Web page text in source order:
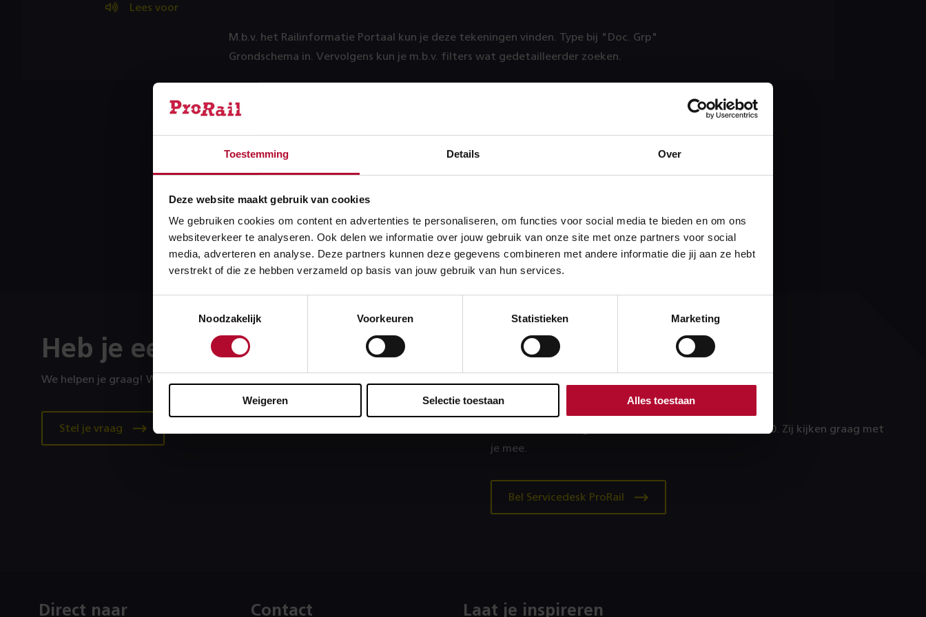
Toestemming Details Over
Deze website maakt gebruik van cookies
We gebruiken cookies om content en advertenties te personaliseren, om functies voor social media te bieden en om ons
websiteverkeer te analyseren. Ook delen we informatie over jouw gebruik van onze site met onze partners voor social
media, adverteren en analyse. Deze partners kunnen deze gegevens combineren met andere informatie die jij aan ze hebt
verstrekt of die ze hebben verzameld op basis van jouw gebruik van hun services.
Noodzakelijk
Voorkeuren Statistieken Marketing
Weigeren Selectie toestaan Alles toestaan
Lees voor
M.b.v. het Railinformatie Portaal kun je deze tekeningen vinden. Type bij "Doc. Grp"
Grondschema in. Vervolgens kun je m.b.v. filters wat gedetailleerder zoeken.
Meer over: Railinformatie Portaal
Heb je een vraag?
We helpen je graag! We reageren op werkdagen binnen 24 uur.
Stel je vraag
Heb je een technisch
probleem?
Bel dan onze collega’s van de Servicedesk: 088‑231 7100. Zij kijken graag met
je mee.
Bel Servicedesk ProRail
Direct naar Contact Laat je inspireren